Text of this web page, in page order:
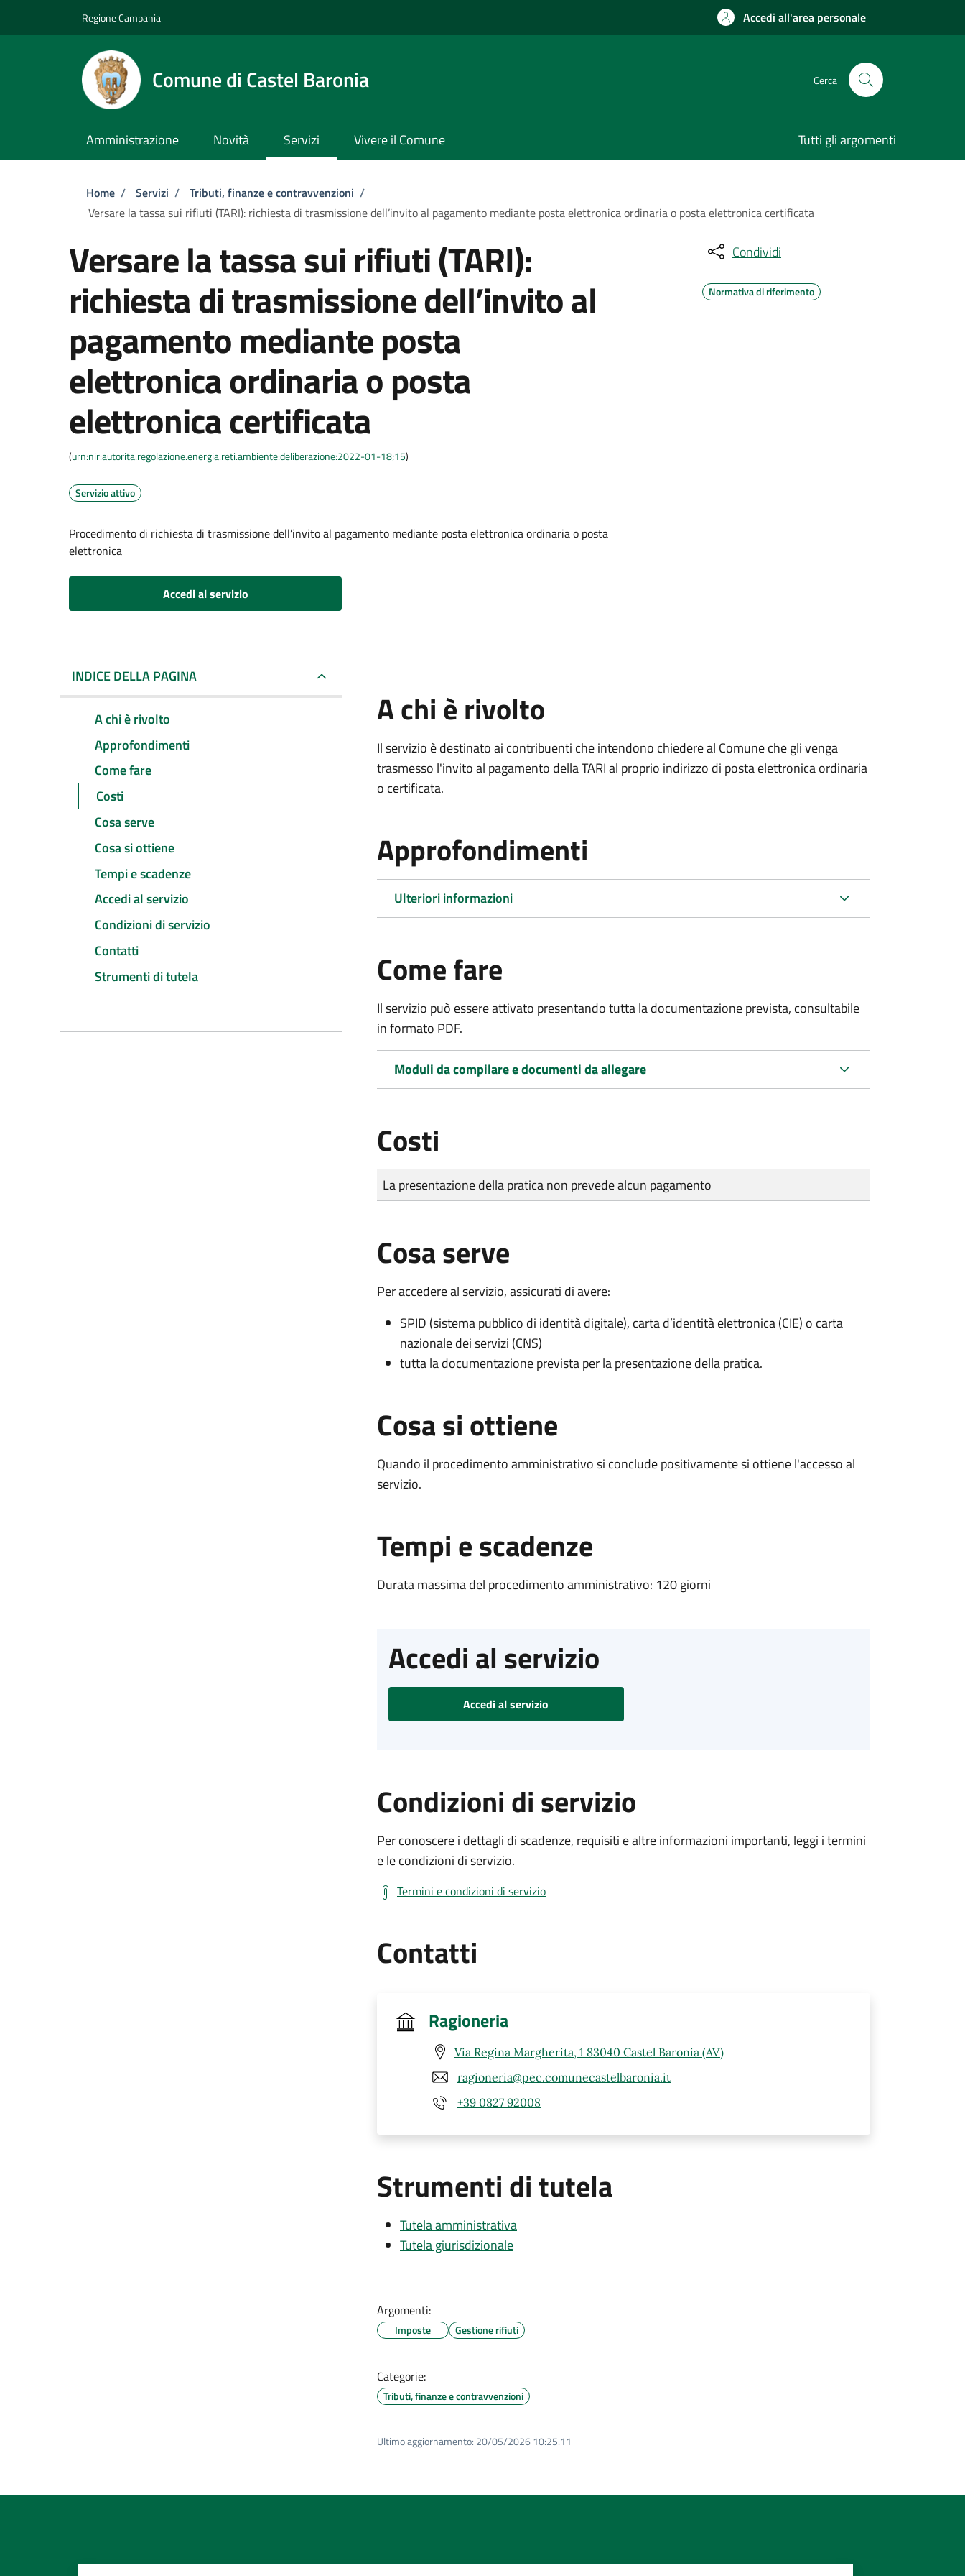
Regione Campania Accedi all'area personale
Comune di Castel Baronia Cerca
Amministrazione Novità Servizi Vivere il Comune Tutti gli argomenti
Briciole di pane
Home / Servizi / Tributi, finanze e contravvenzioni /
Versare la tassa sui rifiuti (TARI): richiesta di trasmissione dell’invito al pagamento mediante posta elettronica ordinaria o posta elettronica certificata
Versare la tassa sui rifiuti (TARI):
richiesta di trasmissione dell’invito al
pagamento mediante posta
elettronica ordinaria o posta
elettronica certificata
(urn:nir:autorita.regolazione.energia.reti.ambiente:deliberazione:2022-01-18;15)
Servizio attivo
Procedimento di richiesta di trasmissione dell’invito al pagamento mediante posta elettronica ordinaria o posta
elettronica
Accedi al servizio
Condividi
Normativa di riferimento
INDICE DELLA PAGINA
A chi è rivolto
Approfondimenti
Come fare
Costi
Cosa serve
Cosa si ottiene
Tempi e scadenze
Accedi al servizio
Condizioni di servizio
Contatti
Strumenti di tutela
A chi è rivolto
Il servizio è destinato ai contribuenti che intendono chiedere al Comune che gli venga
trasmesso l'invito al pagamento della TARI al proprio indirizzo di posta elettronica ordinaria
o certificata.
Approfondimenti
Ulteriori informazioni
Come fare
Il servizio può essere attivato presentando tutta la documentazione prevista, consultabile
in formato PDF.
Moduli da compilare e documenti da allegare
Costi
Tipo di pagamento
Importo
La presentazione della pratica non prevede alcun pagamento
Cosa serve
Per accedere al servizio, assicurati di avere:
SPID (sistema pubblico di identità digitale), carta d’identità elettronica (CIE) o carta
nazionale dei servizi (CNS)
tutta la documentazione prevista per la presentazione della pratica.
Cosa si ottiene
Quando il procedimento amministrativo si conclude positivamente si ottiene l'accesso al
servizio.
Tempi e scadenze
Durata massima del procedimento amministrativo: 120 giorni
Accedi al servizio
Accedi al servizio
Condizioni di servizio
Per conoscere i dettagli di scadenze, requisiti e altre informazioni importanti, leggi i termini
e le condizioni di servizio.
Termini e condizioni di servizio
Contatti
Ragioneria
Via Regina Margherita, 1 83040 Castel Baronia (AV)
ragioneria@pec.comunecastelbaronia.it
+39 0827 92008
Strumenti di tutela
Tutela amministrativa
Tutela giurisdizionale
Argomenti:
Imposte Gestione rifiuti
Categorie:
Tributi, finanze e contravvenzioni
Ultimo aggiornamento: 20/05/2026 10:25.11